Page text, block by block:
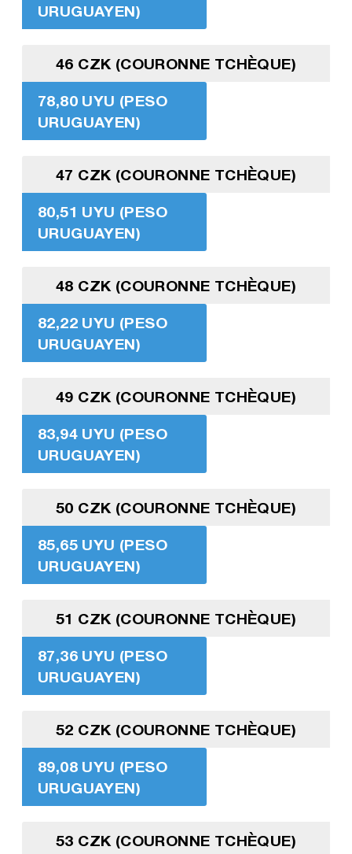
URUGUAYEN)
46 CZK (COURONNE TCHÈQUE)
78,80 UYU (PESO
URUGUAYEN)
47 CZK (COURONNE TCHÈQUE)
80,51 UYU (PESO
URUGUAYEN)
48 CZK (COURONNE TCHÈQUE)
82,22 UYU (PESO
URUGUAYEN)
49 CZK (COURONNE TCHÈQUE)
83,94 UYU (PESO
URUGUAYEN)
50 CZK (COURONNE TCHÈQUE)
85,65 UYU (PESO
URUGUAYEN)
51 CZK (COURONNE TCHÈQUE)
87,36 UYU (PESO
URUGUAYEN)
52 CZK (COURONNE TCHÈQUE)
89,08 UYU (PESO
URUGUAYEN)
53 CZK (COURONNE TCHÈQUE)